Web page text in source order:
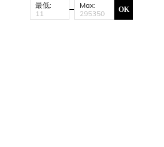
最低: Max: OK